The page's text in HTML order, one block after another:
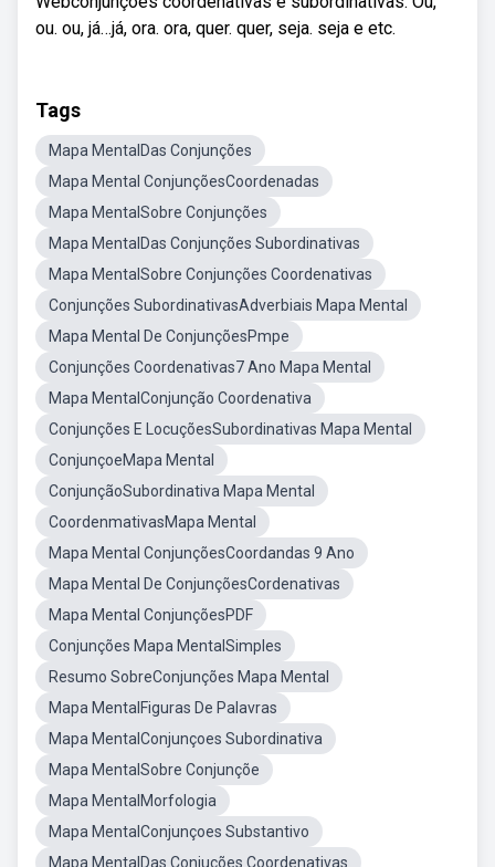
ou. ou, já…já, ora. ora, quer. quer, seja. seja e etc.
Tags
Mapa MentalDas Conjunções
Mapa Mental ConjunçõesCoordenadas
Mapa MentalSobre Conjunções
Mapa MentalDas Conjunções Subordinativas
Mapa MentalSobre Conjunções Coordenativas
Conjunções SubordinativasAdverbiais Mapa Mental
Mapa Mental De ConjunçõesPmpe
Conjunções Coordenativas7 Ano Mapa Mental
Mapa MentalConjunção Coordenativa
Conjunções E LocuçõesSubordinativas Mapa Mental
ConjunçoeMapa Mental
ConjunçãoSubordinativa Mapa Mental
CoordenmativasMapa Mental
Mapa Mental ConjunçõesCoordandas 9 Ano
Mapa Mental De ConjunçõesCordenativas
Mapa Mental ConjunçõesPDF
Conjunções Mapa MentalSimples
Resumo SobreConjunções Mapa Mental
Mapa MentalFiguras De Palavras
Mapa MentalConjunçoes Subordinativa
Mapa MentalSobre Conjunçõe
Mapa MentalMorfologia
Mapa MentalConjunçoes Substantivo
Mapa MentalDas Conjuções Coordenativas